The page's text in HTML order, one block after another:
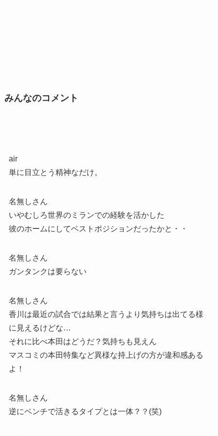
みんなのコメント
air
単に目立とう精神なだけ。
名無しさん
いやむしろ世界のミランでの経験を活かした
彼のホームにしてベストポジションだったかと・・
名無しさん
ガンタンクは要らない
名無しさん
香川は最近の試合では結果と言うより気持ちは出てる様
に見えるけどな…
それに比べ本田はどうだ？気持ちも見えん
マスコミの本田特集など異様な持上げの方が違和感ある
よ！
名無しさん
逆にベンチで活きるタイプとは一体？？(笑)